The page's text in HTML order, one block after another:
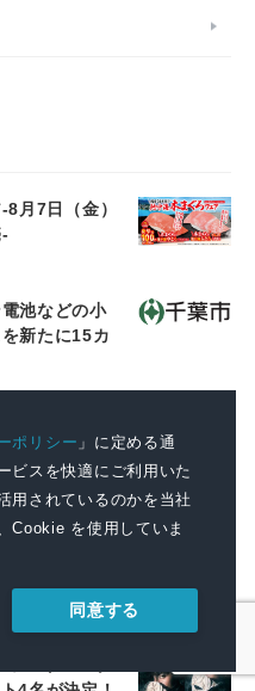
ポリシー 」に定める通
ビスを快適にご利用いた
用されているのかを当社
Cookie を使用していま
同意する
8月7日（金）
池などの小
新たに15カ
営型物流拠
約・効率化
」とコラボ
売